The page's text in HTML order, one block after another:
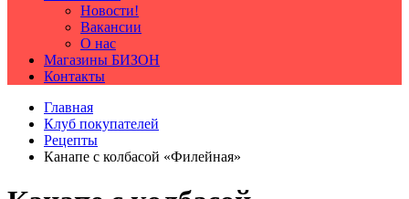
Новости!
Вакансии
О нас
Магазины БИЗОН
Контакты
Главная
Клуб покупателей
Рецепты
Канапе с колбасой «Филейная»